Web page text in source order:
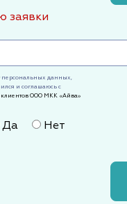
заявки
персональных данных,
и соглашаюсь с
ООО МКК «Айва»
Нет